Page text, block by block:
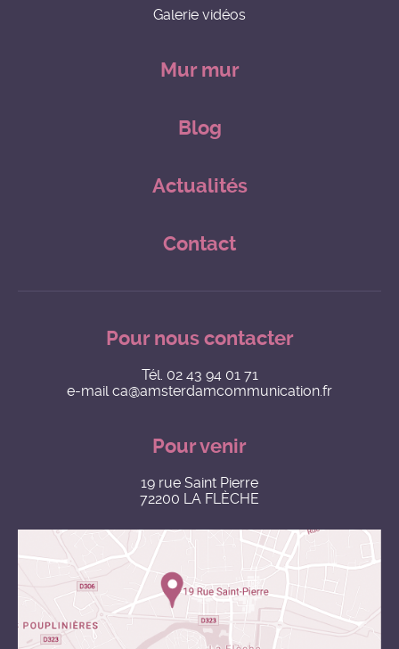
Galerie vidéos
Mur mur
Blog
Actualités
Contact
Pour nous contacter
Tél. 02 43 94 01 71
e-mailca@amsterdamcommunication.fr
Pour venir
19 rue Saint Pierre
72200 LA FLÈCHE